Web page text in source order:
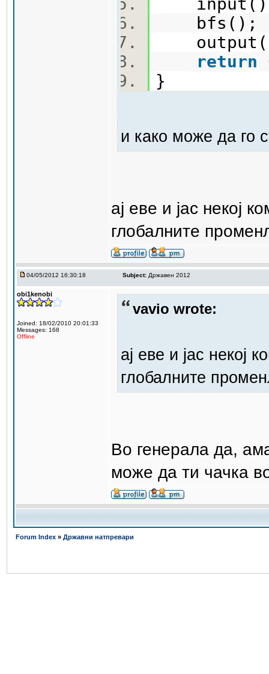
return
}
и како може да го
ај еве и јас некој
глобалните
04/05/2012 16:30:18 Subject: Државен 2012
obi1kenobi
Joined: 18/02/2010 20:01:33
Messages: 168
Offline
vavio wrote:
ај еве и јас некој
глобалните
Во генерала да,
може да ти чачка
Forum Index » Државни натпревари